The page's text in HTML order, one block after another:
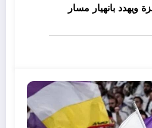
ويهدد بانهيار مسار